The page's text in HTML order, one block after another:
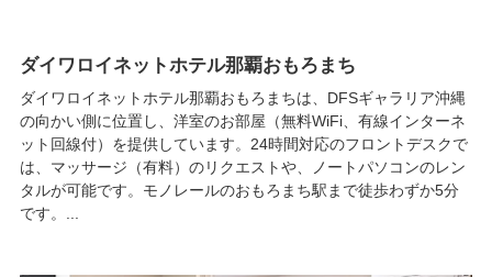
ダイワロイネットホテル那覇おもろまち
ダイワロイネットホテル那覇おもろまちは、DFSギャラリア沖縄
の向かい側に位置し、洋室のお部屋（無料WiFi、有線インターネ
ット回線付）を提供しています。24時間対応のフロントデスクで
は、マッサージ（有料）のリクエストや、ノートパソコンのレン
タルが可能です。モノレールのおもろまち駅まで徒歩わずか5分
です。...